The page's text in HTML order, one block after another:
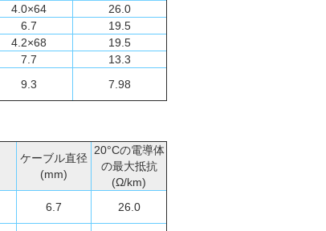
4.0×64
26.0
6.7
19.5
4.2×68
19.5
7.7
13.3
9.3 7.98
ケーブル直径
(mm)
20°Cの電導体
の最大抵抗
(Ω/km)
6.7 26.0